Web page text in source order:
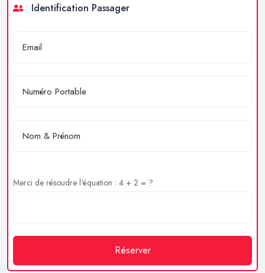
Identification Passager
Merci de résoudre l'équation : 4 + 2 = ?
Réserver